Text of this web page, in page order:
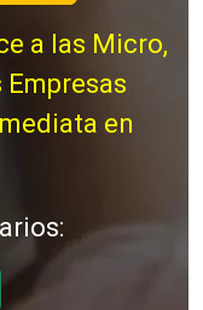
a las Micro,
en